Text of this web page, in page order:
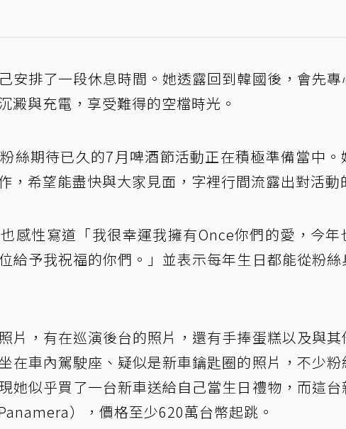
安排了一段休息時間。她透露回到韓國後，會先專
澱與充電，享受難得的空檔時光。
絲期待已久的7月啤酒節活動正在積極準備當中。
，希望能盡快與大家見面，字裡行間流露出對活動
感性寫道「我很幸運我擁有Once你們的愛，今年
給予我祝福的你們。」並表示每年生日都能從粉絲
片，有在巡演後台的照片，還有手捧蛋糕以及與其
在車內駕駛座、疑似是新車鑰匙圈的照片，不少粉
她似乎買了一台新車送給自己當生日禮物，而這台
），價格至少620萬台幣起跳。